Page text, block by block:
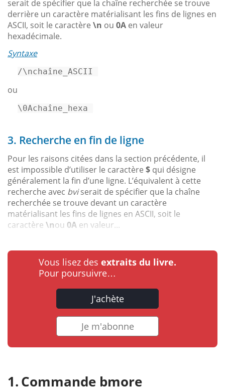
serait de spécifier que la chaîne recherchée se trouve
derrière un caractère matérialisant les fins de lignes en
ASCII, soit le caractère \n ou 0A en valeur
hexadécimale.
Syntaxe
/\nchaîne_ASCII
ou
\0Achaîne_hexa
3. Recherche en fin de ligne
Pour les raisons citées dans la section précédente, il
est impossible d’utiliser le caractère $ qui désigne
généralement la fin d’une ligne. L’équivalent à cette
recherche avec bviserait de spécifier que la chaîne
recherchée se trouve devant un caractère
matérialisant les fins de lignes en ASCII, soit le
caractère \nou 0A en valeur...
Vous lisez des extraits du livre.
Pour poursuivre…
J'achète
Je m'abonne
Commande bmore